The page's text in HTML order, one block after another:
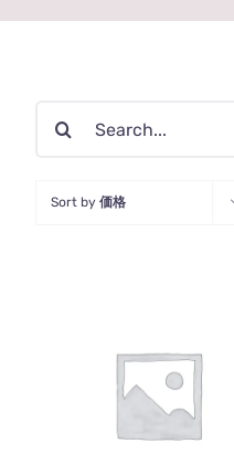
Sort by 価格